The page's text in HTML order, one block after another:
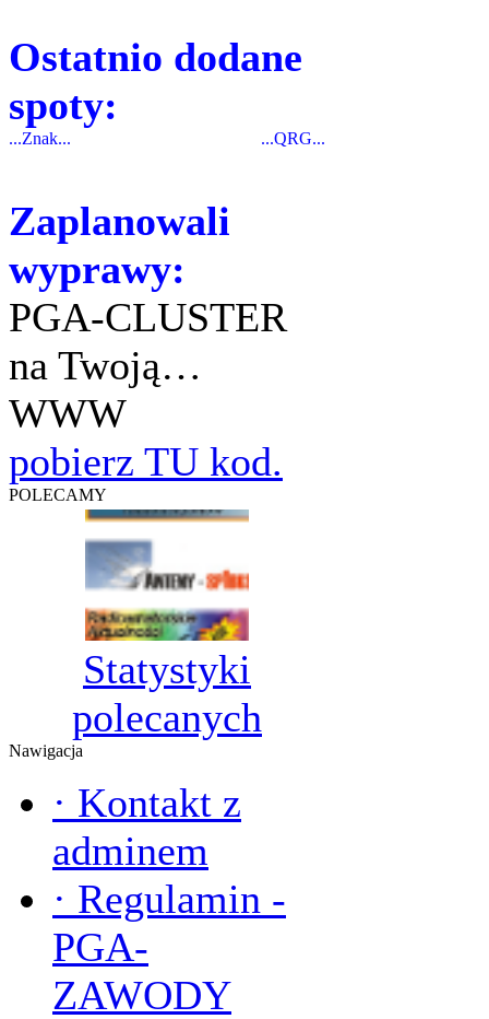
Ostatnio dodane
spoty:
...Znak... ...QRG...
Zaplanowali
wyprawy:
PGA-CLUSTER
na Twoją…
WWW
pobierz TU kod.
POLECAMY
Statystyki
polecanych
Nawigacja
· Kontakt z
adminem
· Regulamin -
PGA-
ZAWODY